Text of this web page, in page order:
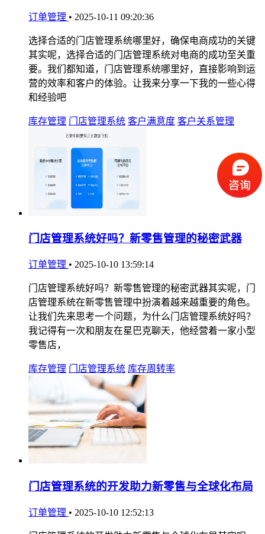
订单管理 • 2025-10-11 09:20:36
选择合适的门店管理系统哪里好，确保电商成功的关键
其实呢，选择合适的门店管理系统对电商的成功至关重
要。我们都知道，门店管理系统哪里好，直接影响到运
营的效率和客户的体验。让我来分享一下我的一些心得
和经验吧
库存管理 门店管理系统 客户满意度 客户关系管理
门店管理系统好吗？新零售管理的秘密武器
订单管理 • 2025-10-10 13:59:14
门店管理系统好吗？新零售管理的秘密武器其实呢，门
店管理系统在新零售管理中扮演着越来越重要的角色。
让我们先来思考一个问题，为什么门店管理系统好吗？
我记得有一次和朋友在星巴克聊天，他经营着一家小型
零售店，
库存管理 门店管理系统 库存周转率
门店管理系统的开发助力新零售与全球化布局
订单管理 • 2025-10-10 12:52:13